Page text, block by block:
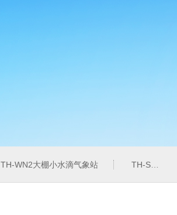
TH-WN2大棚小水滴气象站 TH-SZZL水质总磷监测仪